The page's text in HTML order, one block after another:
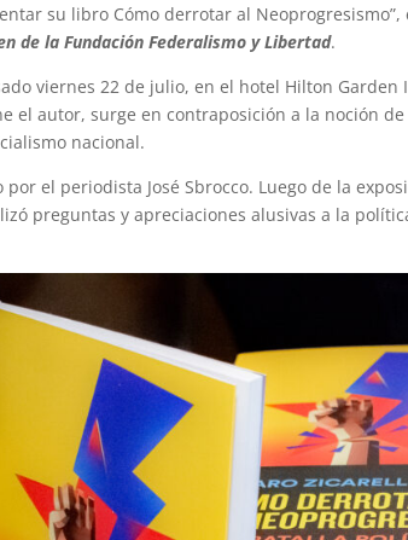
su libro Cómo derrotar al
de la Fundación Federalismo y Libertad.
viernes 22 de julio, en el hotel Hilton Garden
el autor, surge en contraposición a la noción
nacional.
el periodista José Sbrocco. Luego de la
preguntas y apreciaciones alusivas a la